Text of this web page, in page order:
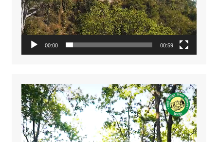
00:00 00:59
Video
Player